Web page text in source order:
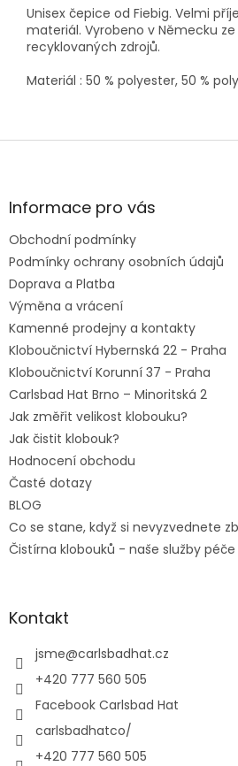
Unisex čepice od Fiebig. Velmi
materiál. Vyrobeno v Německu ze
recyklovaných zdrojů.
Materiál : 50 % polyester, 50 %
Z
aInformace pro vás
Obchodní podmínky
Podmínky ochrany osobních údajů
Doprava a Platba
Výměna a vrácení
Kamenné prodejny a kontakty
Kloboučnictví Hybernská 22 - Praha
Kloboučnictví Korunní 37 - Praha
Carlsbad Hat Brno – Minoritská 2
Jak změřit velikost klobouku?
Jak čistit klobouk?
Hodnocení obchodu
Časté dotazy
BLOG
Co se stane, když si nevyzvednete
Čistírna klobouků - naše služby
Kontakt
jsme@carlsbadhat.cz
+420 777 560 505
Facebook Carlsbad Hat
carlsbadhatco/
+420 777 560 505